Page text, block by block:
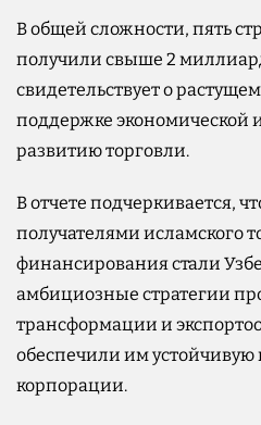
В общей сложности, пять
получили свыше 2
свидетельствует о
поддержке экономической
развитию торговли.
В отчете подчеркивается,
получателями исламского
финансирования стали
амбициозные стратегии
трансформации и
обеспечили им устойчивую
корпорации.